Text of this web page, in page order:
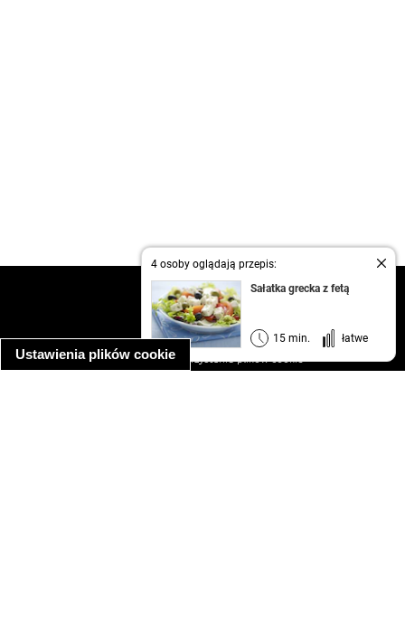
Ustawienia plików cookie
4 osoby oglądają przepis:
Sałatka grecka z fetą
15 min. łatwe
kontakt
regulamin
informacja o prywatności
informacja o wykorzystaniu plików cookie